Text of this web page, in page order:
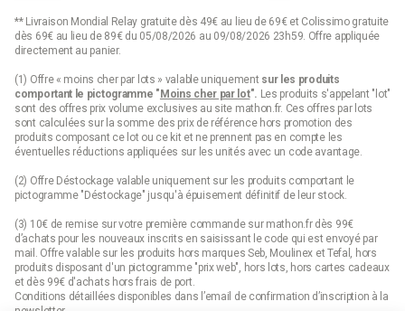
** Livraison Mondial Relay gratuite dès 49€ au lieu de 69€ et Colissimo gratuite
dès 69€ au lieu de 89€ du 05/08/2026 au 09/08/2026 23h59. Offre appliquée
directement au panier.
(1) Offre « moins cher par lots » valable uniquement sur les produits
comportant le pictogramme "Moins cher par lot". Les produits s'appelant "lot"
sont des offres prix volume exclusives au site mathon.fr. Ces offres par lots
sont calculées sur la somme des prix de référence hors promotion des
produits composant ce lot ou ce kit et ne prennent pas en compte les
éventuelles réductions appliquées sur les unités avec un code avantage.
(2) Offre Déstockage valable uniquement sur les produits comportant le
pictogramme "Déstockage" jusqu'à épuisement définitif de leur stock.
(3) 10€ de remise sur votre première commande sur mathon.fr dès 99€
d’achats pour les nouveaux inscrits en saisissant le code qui est envoyé par
mail. Offre valable sur les produits hors marques Seb, Moulinex et Tefal, hors
produits disposant d'un pictogramme "prix web", hors lots, hors cartes cadeaux
et dès 99€ d'achats hors frais de port.
Conditions détaillées disponibles dans l’email de confirmation d’inscription à la